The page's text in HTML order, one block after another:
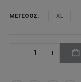
ΜΈΓΕΘΟΣ XL